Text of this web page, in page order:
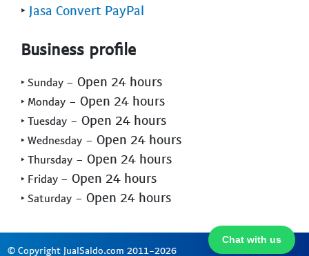
Chat with us
‣ Jasa Convert PayPal
Business profile
‣ Sunday - Open 24 hours
‣ Monday - Open 24 hours
‣ Tuesday - Open 24 hours
‣ Wednesday - Open 24 hours
‣ Thursday - Open 24 hours
‣ Friday - Open 24 hours
‣ Saturday - Open 24 hours
© Copyright JualSaldo.com 2011-2026